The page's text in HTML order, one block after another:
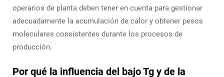
operarios de planta deben tener en cuenta para gestionar
adecuadamente la acumulación de calor y obtener pesos
moleculares consistentes durante los procesos de
producción.
Por qué la influencia del bajo Tg y de la